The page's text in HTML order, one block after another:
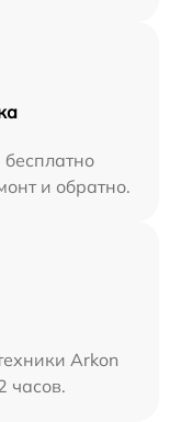
и обратно.
Arkon
часов.